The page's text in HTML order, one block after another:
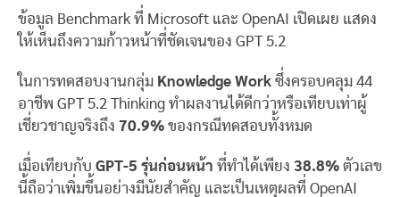
ข้อมูล Benchmark ที่ Microsoft และ OpenAI เปิดเผย แสดง
ให้เห็นถึงความก้าวหน้าที่ชัดเจนของ GPT 5.2
ในการทดสอบงานกลุ่ม Knowledge Work ซึ่งครอบคลุม 44
อาชีพ GPT 5.2 Thinking ทำผลงานได้ดีกว่าหรือเทียบเท่าผู้
เชี่ยวชาญจริงถึง 70.9% ของกรณีทดสอบทั้งหมด
เมื่อเทียบกับ GPT-5 รุ่นก่อนหน้า ที่ทำได้เพียง 38.8% ตัวเลข
นี้ถือว่าเพิ่มขึ้นอย่างมีนัยสำคัญ และเป็นเหตุผลที่ OpenAI